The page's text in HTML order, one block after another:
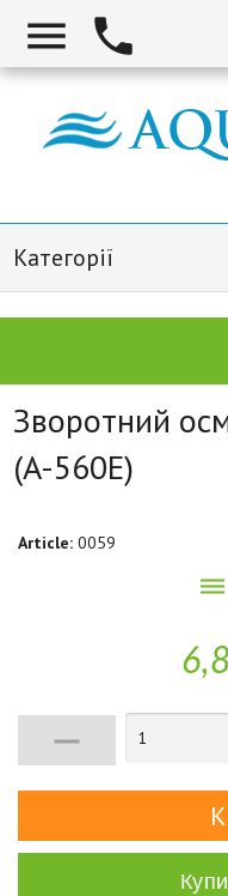
 
Категорії
Зворотний
(A-560E)
Article: 0059

